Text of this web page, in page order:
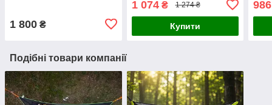
1 800 ₴
1 074₴ 1 274 ₴
Купити
986
Подібні товари компанії